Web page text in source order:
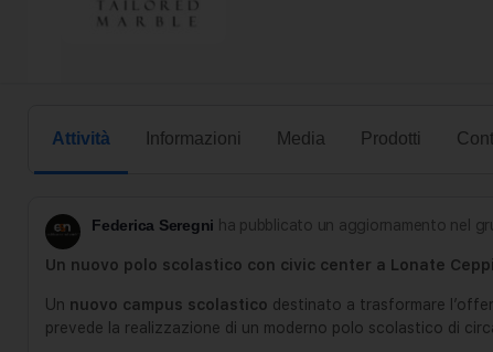
Attività Informazioni Media Prodotti
Federica Seregni ha pubblicato un aggiornamento nel
Un nuovo polo scolastico con civic center a Lonate
Un nuovo campus scolastico destinato a trasformare
prevede la realizzazione di un moderno polo scolastico di